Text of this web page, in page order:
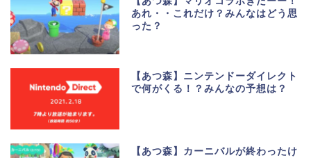
あれ・・これだけ？みんなはどう思
った？
【あつ森】ニンテンドーダイレクト
で何がくる！？みんなの予想は？
【あつ森】カーニバルが終わったけ